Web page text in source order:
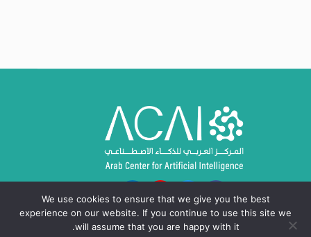
We use cookies to ensure that we give you the best
experience on our website. If you continue to use this site we
will assume that you are happy with it.